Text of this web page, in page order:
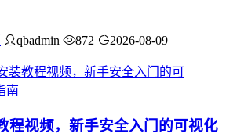
qbadmin 872 2026-08-09
程视频，新手安全入门的可视化